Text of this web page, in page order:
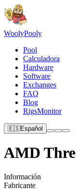
WoolyPooly
Pool
Calculadora
Hardware
Software
Exchanges
FAQ
Blog
RigsMonitor
🇪🇸Español
AMD
Información
Fabricante